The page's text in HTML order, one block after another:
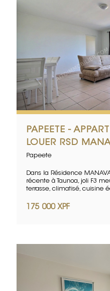
PAPEETE -
LOUER RSD
Papeete
Dans la Résidence
récente à Taunoa, joli F3
terrasse, climatisé, cuisine
175 000 XPF